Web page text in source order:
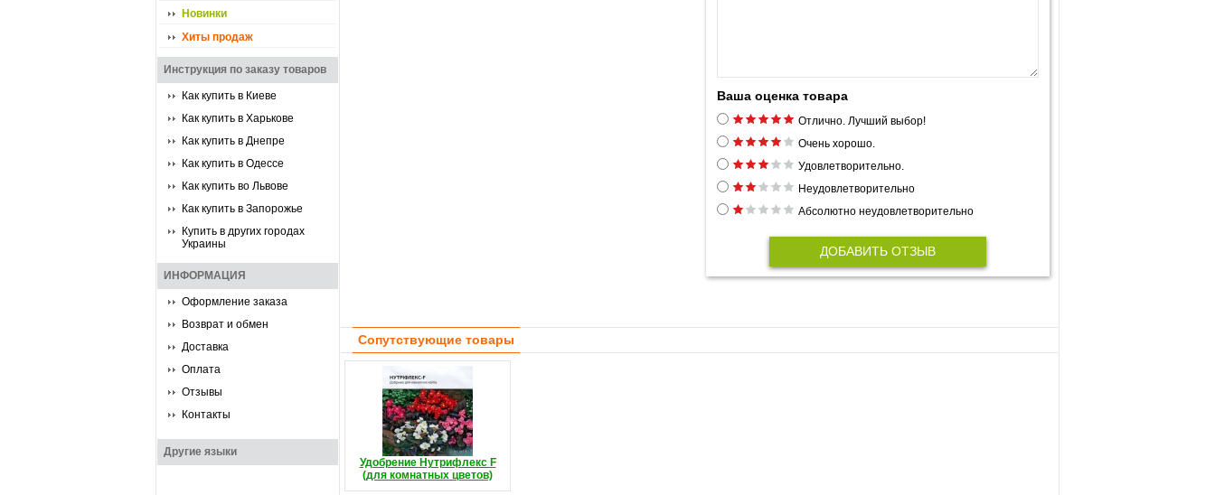
Новинки
Хиты продаж
Инструкция по заказу товаров
Как купить в Киеве
Как купить в Харькове
Как купить в Днепре
Как купить в Одессе
Как купить во Львове
Как купить в Запорожье
Купить в других городах
Украины
ИНФОРМАЦИЯ
Оформление заказа
Возврат и обмен
Доставка
Оплата
Отзывы
Контакты
Другие языки
Ваша оценка товара
Отлично. Лучший выбор!
Очень хорошо.
Удовлетворительно.
Неудовлетворительно
Абсолютно неудовлетворительно
ДОБАВИТЬ ОТЗЫВ
Сопутствующие товары
Удобрение Нутрифлекс F
(для комнатных цветов)